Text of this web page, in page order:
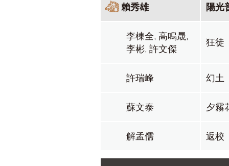
賴秀雄 陽光
李棟全, 高鳴晟,
李彬, 許文傑
狂徒
許瑞峰 幻土
蘇文泰 夕霧
解孟儒 返校